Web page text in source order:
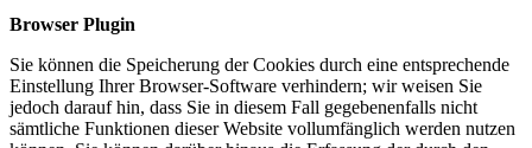
Browser Plugin
Sie können die Speicherung der Cookies durch eine entsprechende
Einstellung Ihrer Browser-Software verhindern; wir weisen Sie
jedoch darauf hin, dass Sie in diesem Fall gegebenenfalls nicht
sämtliche Funktionen dieser Website vollumfänglich werden nutzen